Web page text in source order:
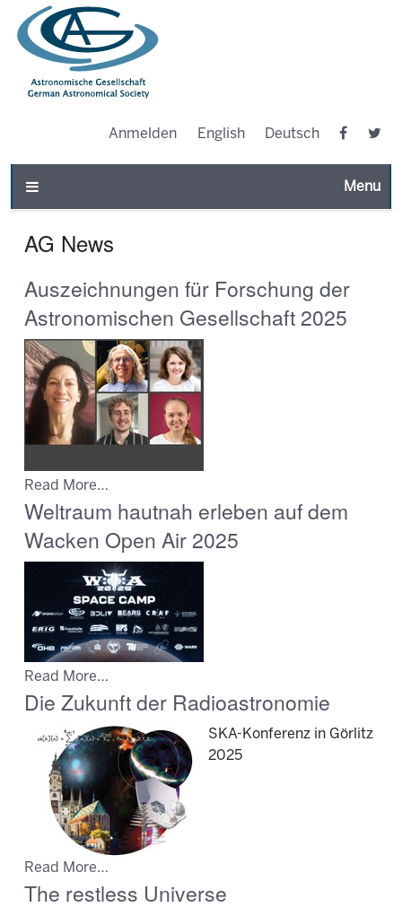
Anmelden English Deutsch
Toggle
AG News
Auszeichnungen für Forschung der
Astronomischen Gesellschaft 2025
Read More…
Weltraum hautnah erleben auf dem
Wacken Open Air 2025
Read More…
Die Zukunft der Radioastronomie
SKA-Konferenz in Görlitz
2025
Read More…
The restless Universe